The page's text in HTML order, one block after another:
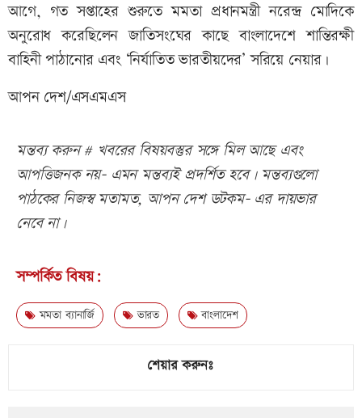
আগে, গত সপ্তাহের শুরুতে মমতা প্রধানমন্ত্রী নরেন্দ্র মোদিকে
অনুরোধ করেছিলেন জাতিসংঘের কাছে বাংলাদেশে শান্তিরক্ষী
বাহিনী পাঠানোর এবং ‘নির্যাতিত ভারতীয়দের’ সরিয়ে নেয়ার।
আপন দেশ/এসএমএস
মন্তব্য করুন # খবরের বিষয়বস্তুর সঙ্গে মিল আছে এবং
আপত্তিজনক নয়- এমন মন্তব্যই প্রদর্শিত হবে। মন্তব্যগুলো
পাঠকের নিজস্ব মতামত, আপন দেশ ডটকম- এর দায়ভার
নেবে না।
সম্পর্কিত বিষয়:
মমতা ব্যানার্জি ভারত বাংলাদেশ
শেয়ার করুনঃ